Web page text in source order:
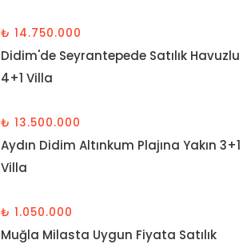
₺ 14.750.000
Didim'de Seyrantepede Satılık Havuzlu
4+1 Villa
₺ 13.500.000
Aydın Didim Altınkum Plajına Yakın 3+1
Villa
₺ 1.050.000
Muğla Milasta Uygun Fiyata Satılık